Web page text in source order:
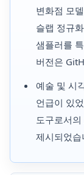
변화점 모
슬랩 정규
샘플러를
버전은
예술 및 시
언급이 있
도구로서
제시되었습